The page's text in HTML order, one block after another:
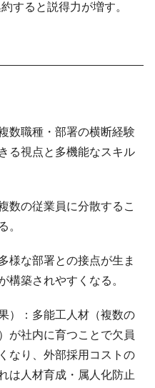
すると説得力が増す。
数職種・部署の横断経験
る視点と多機能なスキル
数の従業員に分散するこ
。
様な部署との接点が生ま
構築されやすくなる。
）：多能工人材（複数の
が社内に育つことで欠員
なり、外部採用コストの
は人材育成・属人化防止